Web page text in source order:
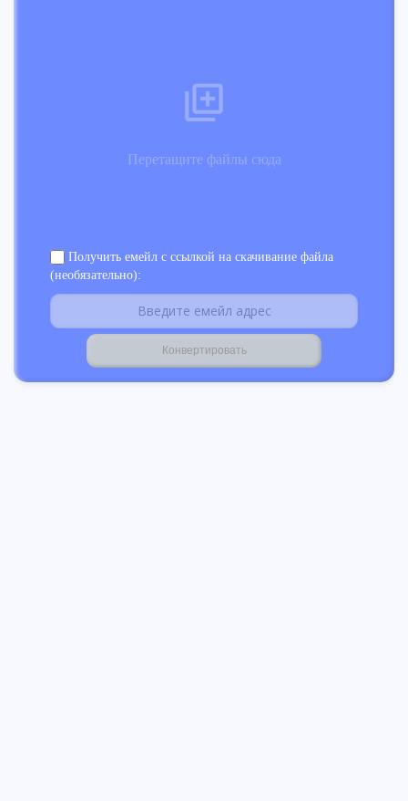
Перетащите файлы сюда
Получить емейл с ссылкой на скачивание файла
(необязательно):